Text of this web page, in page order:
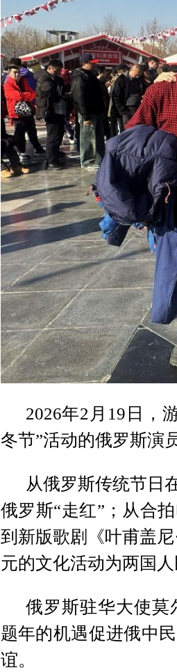
2026年2月19日，
冬节”活动的俄罗斯演
从俄罗斯传统节日
俄罗斯“走红”；从合
到新版歌剧《叶甫盖
元的文化活动为两国
俄罗斯驻华大使莫
题年的机遇促进俄中
谊。